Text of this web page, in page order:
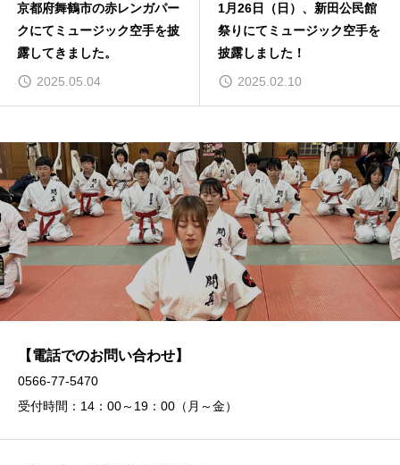
京都府舞鶴市の赤レンガパー
クにてミュージック空手を披
露してきました。
2025.05.04
1月26日（日）、新田公民館
祭りにてミュージック空手を
披露しました！
2025.02.10
【電話でのお問い合わせ】
0566-77-5470
受付時間：14：00～19：00（月～金）